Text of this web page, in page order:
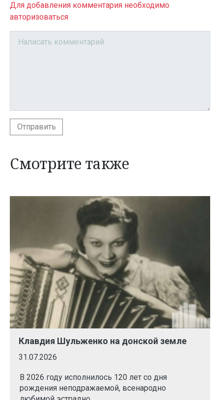
Для добавления комментария необходимо
авторизоваться
Отправить
Смотрите также
Клавдия Шульженко на донской земле
31.07.2026
В 2026 году исполнилось 120 лет со дня
рождения неподражаемой, всенародно